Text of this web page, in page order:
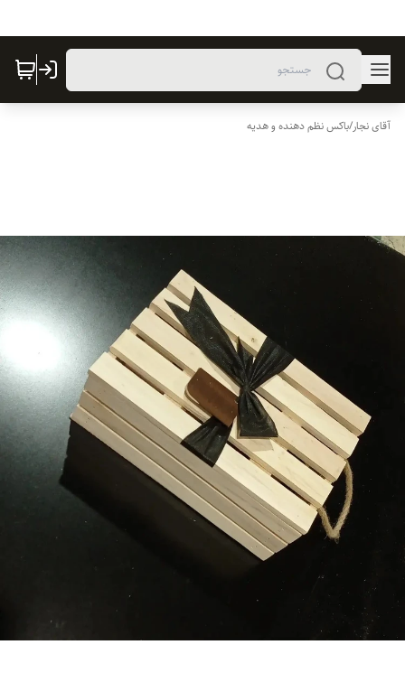
آقای نجار/باکس نظم دهنده و هدیه